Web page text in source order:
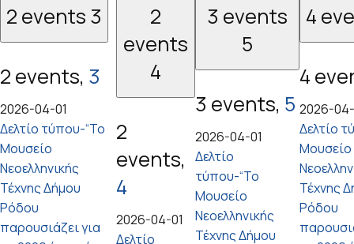
2 events 3
2 events, 3
2026-04-01
Δελτίο τύπου-“Το
Μουσείο
Νεοελληνικής
Τέχνης Δήμου
Ρόδου
παρουσιάζει για
2
events
4
2
events,
4
2026-04-01
Δελτίο
3 events
5
3 events, 5
2026-04-01
Δελτίο
τύπου-“Το
Μουσείο
Νεοελληνικής
Τέχνης Δήμου
4
4
2026-
Δελτίο
Μουσείο
Τέχνης
Ρόδου